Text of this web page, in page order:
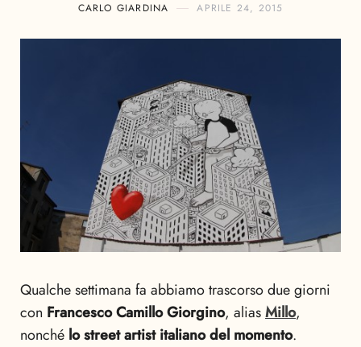
CARLO GIARDINA APRILE 24, 2015
Qualche settimana fa abbiamo trascorso due giorni
con Francesco Camillo Giorgino, aliasMillo,
nonché lo street artist italiano del momento.